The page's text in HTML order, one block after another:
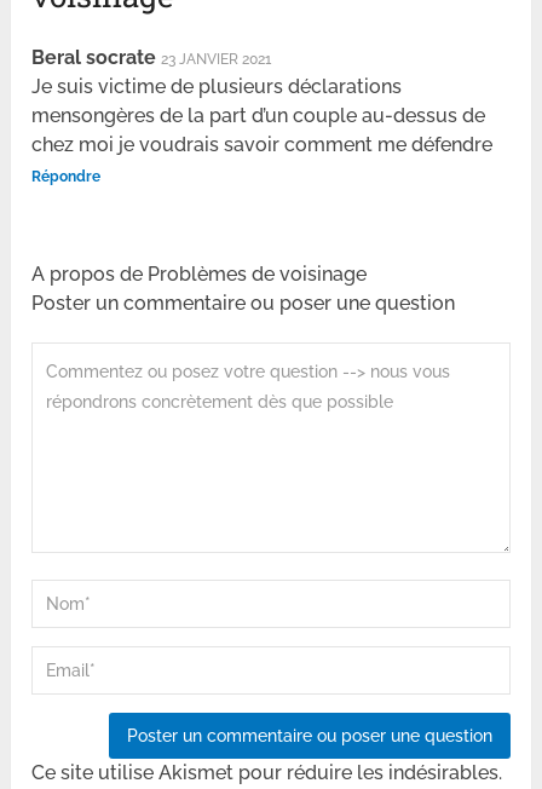
Beral socrate 23 JANVIER 2021
Je suis victime de plusieurs déclarations
mensongères de la part d’un couple au-dessus de
chez moi je voudrais savoir comment me défendre
Répondre
A propos de Problèmes de voisinage
Poster un commentaire ou poser une question
Ce site utilise Akismet pour réduire les indésirables.